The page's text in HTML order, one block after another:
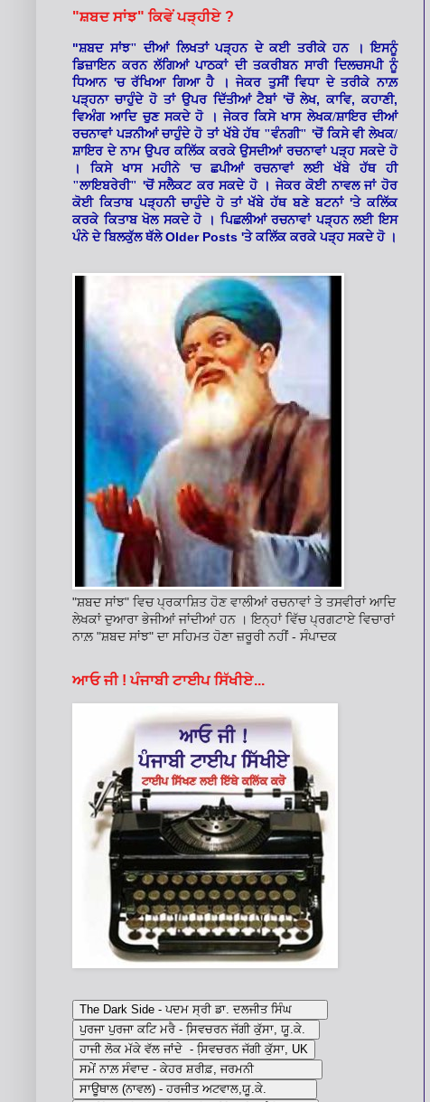
"ਸ਼ਬਦ ਸਾਂਝ" ਕਿਵੇਂ ਪੜ੍ਹੀਏ ?
"ਸ਼ਬਦ ਸਾਂਝ" ਦੀਆਂ ਲਿਖਤਾਂ ਪੜ੍ਹਨ ਦੇ ਕਈ ਤਰੀਕੇ ਹਨ । ਇਸਨੂੰ
ਡਿਜ਼ਾਇਨ ਕਰਨ ਲੱਗਿਆਂ ਪਾਠਕਾਂ ਦੀ ਤਕਰੀਬਨ ਸਾਰੀ ਦਿਲਚਸਪੀ ਨੂੰ
ਧਿਆਨ 'ਚ ਰੱਖਿਆ ਗਿਆ ਹੈ । ਜੇਕਰ ਤੁਸੀਂ ਵਿਧਾ ਦੇ ਤਰੀਕੇ ਨਾਲ਼
ਪੜ੍ਹਨਾ ਚਾਹੁੰਦੇ ਹੋ ਤਾਂ ਉਪਰ ਦਿੱਤੀਆਂ ਟੈਬਾਂ'ਚੋਂ ਲੇਖ,ਕਾਵਿ,ਕਹਾਣੀ,
ਵਿਅੰਗ ਆਦਿ ਚੁਣ ਸਕਦੇ ਹੋ । ਜੇਕਰ ਕਿਸੇ ਖਾਸ ਲੇਖਕ/ਸ਼ਾਇਰ ਦੀਆਂ
ਰਚਨਾਵਾਂ ਪੜਨੀਆਂ ਚਾਹੁੰਦੇ ਹੋ ਤਾਂ ਖੱਬੇ ਹੱਥ "ਵੰਨਗੀ" 'ਚੋਂ ਕਿਸੇ ਵੀ ਲੇਖਕ/
ਸ਼ਾਇਰ ਦੇ ਨਾਮ ਉਪਰ ਕਲਿੱਕ ਕਰਕੇ ਉਸਦੀਆਂ ਰਚਨਾਵਾਂ ਪੜ੍ਹ ਸਕਦੇ ਹੋ
। ਕਿਸੇ ਖਾਸ ਮਹੀਨੇ 'ਚ ਛਪੀਆਂ ਰਚਨਾਵਾਂ ਲਈ ਖੱਬੇ ਹੱਥ ਹੀ
"ਲਾਇਬਰੇਰੀ" 'ਚੋਂ ਸਲੈਕਟ ਕਰ ਸਕਦੇ ਹੋ । ਜੇਕਰ ਕੋਈ ਨਾਵਲ ਜਾਂ ਹੋਰ
ਕੋਈ ਕਿਤਾਬ ਪੜ੍ਹਨੀ ਚਾਹੁੰਦੇ ਹੋ ਤਾਂ ਖੱਬੇ ਹੱਥ ਬਣੇ ਬਟਨਾਂ'ਤੇ ਕਲਿੱਕ
ਕਰਕੇ ਕਿਤਾਬ ਖੋਲ ਸਕਦੇ ਹੋ । ਪਿਛਲੀਆਂ ਰਚਨਾਵਾਂ ਪੜ੍ਹਨ ਲਈ ਇਸ
ਪੰਨੇ ਦੇ ਬਿਲਕੁੱਲ ਥੱਲੇOlder Posts 'ਤੇ ਕਲਿੱਕ ਕਰਕੇ ਪੜ੍ਹ ਸਕਦੇ ਹੋ ।
"ਸ਼ਬਦ ਸਾਂਝ" ਵਿਚ ਪ੍ਰਕਾਸ਼ਿਤ ਹੋਣ ਵਾਲੀਆਂ ਰਚਨਾਵਾਂ ਤੇ ਤਸਵੀਰਾਂ ਆਦਿ
ਲੇਖਕਾਂ ਦੁਆਰਾ ਭੇਜੀਆਂ ਜਾਂਦੀਆਂ ਹਨ । ਇਨ੍ਹਾਂ ਵਿੱਚ ਪ੍ਰਗਟਾਏ ਵਿਚਾਰਾਂ
ਨਾਲ਼ "ਸ਼ਬਦ ਸਾਂਝ" ਦਾ ਸਹਿਮਤ ਹੋਣਾ ਜ਼ਰੂਰੀ ਨਹੀਂ - ਸੰਪਾਦਕ
ਆਓ ਜੀ ! ਪੰਜਾਬੀ ਟਾਈਪ ਸਿੱਖੀਏ...